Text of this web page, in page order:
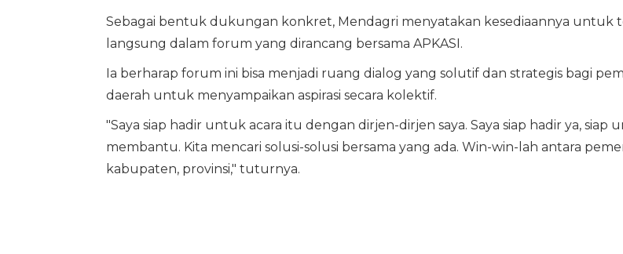
Sebagai bentuk dukungan konkret, Mendagri menyatakan kesediaannya untuk
langsung dalam forum yang dirancang bersama APKASI.
Ia berharap forum ini bisa menjadi ruang dialog yang solutif dan strategis bagi
daerah untuk menyampaikan aspirasi secara kolektif.
"Saya siap hadir untuk acara itu dengan dirjen-dirjen saya. Saya siap hadir ya, siap
membantu. Kita mencari solusi-solusi bersama yang ada. Win-win-lah antara
kabupaten, provinsi," tuturnya.